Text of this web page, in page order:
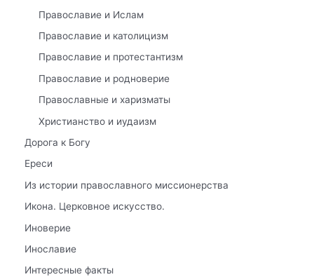
Православие и Ислам
Православие и католицизм
Православие и протестантизм
Православие и родноверие
Православные и харизматы
Христианство и иудаизм
Дорога к Богу
Ереси
Из истории православного миссионерства
Икона. Церковное искусство.
Иноверие
Инославие
Интересные факты